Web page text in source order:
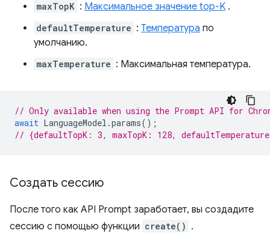
maxTopK : Максимальное значение top-K .
defaultTemperature : Температура по
умолчанию.
maxTemperature : Максимальная температура.
// Only available when using the Prompt API for
await LanguageModel .params();
// {defaultTopK: 3, maxTopK: 128,
Создать сессию
После того как API Prompt заработает, вы создадите
сессию с помощью функции create() .